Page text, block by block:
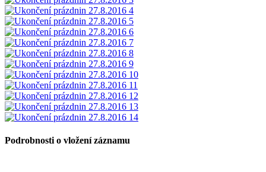
Podrobnosti o vložení záznamu